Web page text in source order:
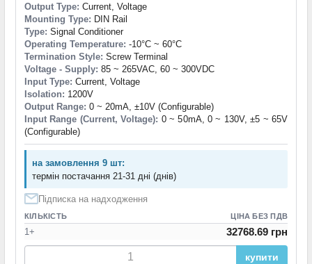
Output Type: Current, Voltage
Mounting Type: DIN Rail
Type: Signal Conditioner
Operating Temperature: -10°C ~ 60°C
Termination Style: Screw Terminal
Voltage - Supply: 85 ~ 265VAC, 60 ~ 300VDC
Input Type: Current, Voltage
Isolation: 1200V
Output Range: 0 ~ 20mA, ±10V (Configurable)
Input Range (Current, Voltage): 0 ~ 50mA, 0 ~ 130V, ±5 ~ 65V
(Configurable)
на замовлення 9 шт:
термін постачання 21-31 дні (днів)
Підписка на надходження
КІЛЬКІСТЬ ЦІНА БЕЗ ПДВ
1+ 32768.69 грн
купити